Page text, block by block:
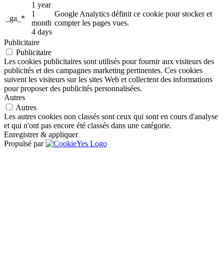
_ga_*
1 year
1
month
4 days
Google Analytics définit ce cookie pour stocker et
compter les pages vues.
Publicitaire
Publicitaire
Les cookies publicitaires sont utilisés pour fournir aux visiteurs des
publicités et des campagnes marketing pertinentes. Ces cookies
suivent les visiteurs sur les sites Web et collectent des informations
pour proposer des publicités personnalisées.
Autres
Autres
Les autres cookies non classés sont ceux qui sont en cours d'analyse
et qui n'ont pas encore été classés dans une catégorie.
Enregistrer & appliquer
Propulsé par